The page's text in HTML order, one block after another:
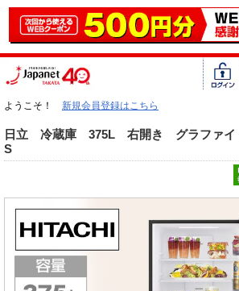
ようこそ！ 新規会員登録はこちら
日立 冷蔵庫 375L 右開き グラファイ
S